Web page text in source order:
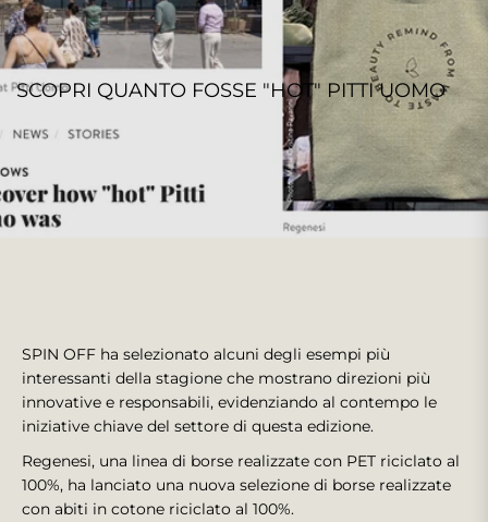
SCOPRI QUANTO FOSSE "HOT" PITTI UOMO
REGENESI STAFF
SPIN OFF ha selezionato alcuni degli esempi più
interessanti della stagione che mostrano direzioni più
innovative e responsabili, evidenziando al contempo le
iniziative chiave del settore di questa edizione.
Regenesi, una linea di borse realizzate con PET riciclato al
100%, ha lanciato una nuova selezione di borse realizzate
con abiti in cotone riciclato al 100%.